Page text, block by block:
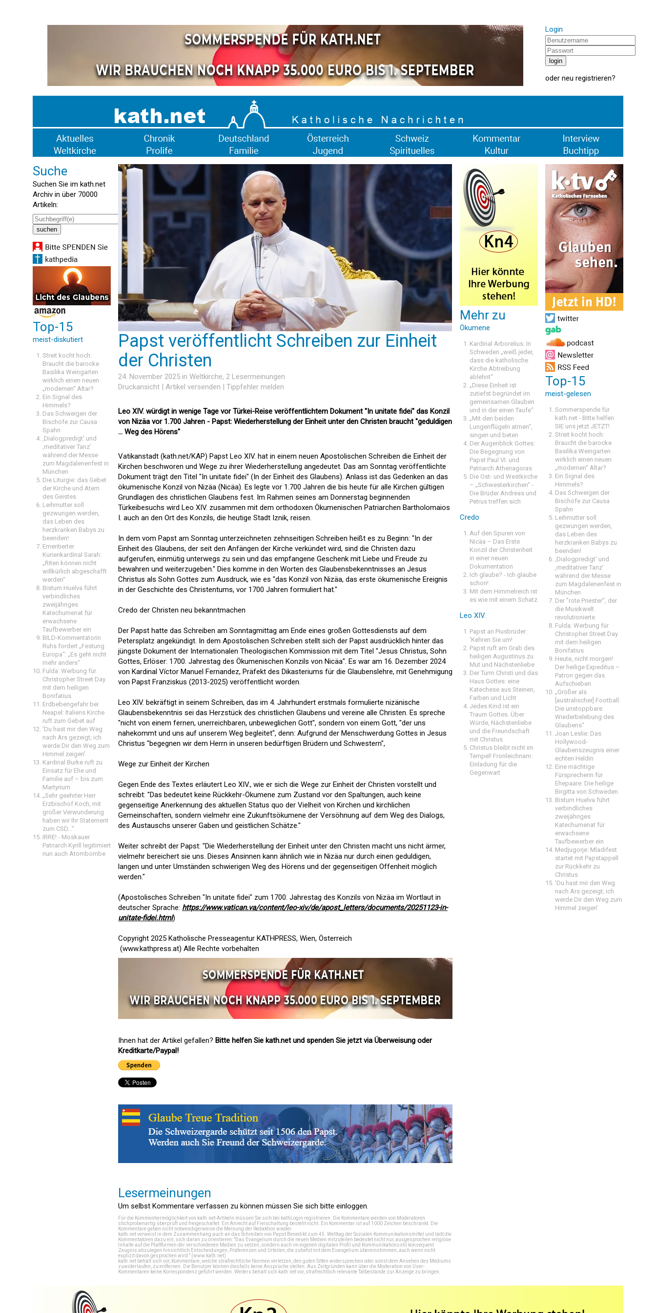
Login
oder neu registrieren?
Suche
Suchen Sie im kath.net
Archiv in über 70000
Artikeln:
Top-15
meist-diskutiert
Streit kocht hoch:
Braucht die barocke
Basilika Weingarten
wirklich einen neuen
„modernen“ Altar?
Ein Signal des
Himmels?
Das Schweigen der
Bischöfe zur Causa
Spahn
‚Dialogpredigt‘ und
‚meditativer Tanz’
während der Messe
zum Magdalenenfest in
München
Die Liturgie: das Gebet
der Kirche und Atem
des Geistes
Leihmutter soll
gezwungen werden,
das Leben des
herzkranken Babys zu
beenden!
Emeritierter
Kurienkardinal Sarah:
„Riten können nicht
willkürlich abgeschafft
werden“
Bistum Huelva führt
verbindliches
zweijähriges
Katechumenat für
erwachsene
Taufbewerber ein
BILD-Kommentatorin
Ruhs fordert „Festung
Europa“: „Es geht nicht
mehr anders“
Fulda: Werbung für
Christopher Street Day
mit dem heiligen
Bonifatius
Erdbebengefahr bei
Neapel: Italiens Kirche
ruft zum Gebet auf
'Du hast mir den Weg
nach Ars gezeigt; ich
werde Dir den Weg zum
Himmel zeigen'
Kardinal Burke ruft zu
Einsatz für Ehe und
Familie auf – bis zum
Martyrium
„Sehr geehrter Herr
Erzbischof Koch, mit
großer Verwunderung
haben wir Ihr Statement
zum CSD…“
IRRE! - Moskauer
Patriarch Kyrill legitimiert
nun auch Atombombe
Papst veröffentlicht Schreiben zur Einheit
der Christen
24. November 2025 in Weltkirche, 2 Lesermeinungen
Druckansicht | Artikel versenden | Tippfehler melden
Leo XIV. würdigt in wenige Tage vor Türkei-Reise veröffentlichtem Dokument "In unitate fidei" das Konzil
von Nizäa vor 1.700 Jahren - Papst: Wiederherstellung der Einheit unter den Christen braucht "geduldigen
... Weg des Hörens"
Vatikanstadt (kath.net/KAP) Papst Leo XIV. hat in einem neuen Apostolischen Schreiben die Einheit der
Kirchen beschworen und Wege zu ihrer Wiederherstellung angedeutet. Das am Sonntag veröffentlichte
Dokument trägt den Titel "In unitate fidei" (In der Einheit des Glaubens). Anlass ist das Gedenken an das
ökumenische Konzil von Nizäa (Nicäa). Es legte vor 1.700 Jahren die bis heute für alle Kirchen gültigen
Grundlagen des christlichen Glaubens fest. Im Rahmen seines am Donnerstag beginnenden
Türkeibesuchs wird Leo XIV. zusammen mit dem orthodoxen Ökumenischen Patriarchen Bartholomaios
I. auch an den Ort des Konzils, die heutige Stadt Iznik, reisen.
In dem vom Papst am Sonntag unterzeichneten zehnseitigen Schreiben heißt es zu Beginn: "In der
Einheit des Glaubens, der seit den Anfängen der Kirche verkündet wird, sind die Christen dazu
aufgerufen, einmütig unterwegs zu sein und das empfangene Geschenk mit Liebe und Freude zu
bewahren und weiterzugeben." Dies komme in den Worten des Glaubensbekenntnisses an Jesus
Christus als Sohn Gottes zum Ausdruck, wie es "das Konzil von Nizäa, das erste ökumenische Ereignis
in der Geschichte des Christentums, vor 1700 Jahren formuliert hat."
Credo der Christen neu bekanntmachen
Der Papst hatte das Schreiben am Sonntagmittag am Ende eines großen Gottesdiensts auf dem
Petersplatz angekündigt. In dem Apostolischen Schreiben stellt sich der Papst ausdrücklich hinter das
jüngste Dokument der Internationalen Theologischen Kommission mit dem Titel "Jesus Christus, Sohn
Gottes, Erlöser: 1700. Jahrestag des Ökumenischen Konzils von Nicäa". Es war am 16. Dezember 2024
von Kardinal Víctor Manuel Fernandez, Präfekt des Dikasteriums für die Glaubenslehre, mit Genehmigung
von Papst Franziskus (2013-2025) veröffentlicht worden.
Leo XIV. bekräftigt in seinem Schreiben, das im 4. Jahrhundert erstmals formulierte nizänische
Glaubensbekenntnis sei das Herzstück des christlichen Glaubens und vereine alle Christen. Es spreche
"nicht von einem fernen, unerreichbaren, unbeweglichen Gott", sondern von einem Gott, "der uns
nahekommt und uns auf unserem Weg begleitet", denn: Aufgrund der Menschwerdung Gottes in Jesus
Christus "begegnen wir dem Herrn in unseren bedürftigen Brüdern und Schwestern",
Wege zur Einheit der Kirchen
Gegen Ende des Textes erläutert Leo XIV., wie er sich die Wege zur Einheit der Christen vorstellt und
schreibt: "Das bedeutet keine Rückkehr-Ökumene zum Zustand vor den Spaltungen, auch keine
gegenseitige Anerkennung des aktuellen Status quo der Vielheit von Kirchen und kirchlichen
Gemeinschaften, sondern vielmehr eine Zukunftsökumene der Versöhnung auf dem Weg des Dialogs,
des Austauschs unserer Gaben und geistlichen Schätze."
Weiter schreibt der Papst: "Die Wiederherstellung der Einheit unter den Christen macht uns nicht ärmer,
vielmehr bereichert sie uns. Dieses Ansinnen kann ähnlich wie in Nizäa nur durch einen geduldigen,
langen und unter Umständen schwierigen Weg des Hörens und der gegenseitigen Offenheit möglich
werden."
(Apostolisches Schreiben "In unitate fidei" zum 1700. Jahrestag des Konzils von Nizäa im Wortlaut in
deutscher Sprache: https://www.vatican.va/content/leo-xiv/de/apost_letters/documents/20251123-in-
unitate-fidei.html)
Copyright 2025 Katholische Presseagentur KATHPRESS, Wien, Österreich
(www.kathpress.at) Alle Rechte vorbehalten
Ihnen hat der Artikel gefallen? Bitte helfen Sie kath.net und spenden Sie jetzt via Überweisung oder
Kreditkarte/Paypal!
Lesermeinungen
Um selbst Kommentare verfassen zu können müssen Sie sich bitte einloggen.
Für die Kommentiermöglichkeit von kath.net-Artikeln müssen Sie sich bei kathLogin registrieren . Die Kommentare werden von Moderatoren
stichprobenartig überprüft und freigeschaltet. Ein Anrecht auf Freischaltung besteht nicht. Ein Kommentar ist auf 1000 Zeichen beschränkt. Die
Kommentare geben nicht notwendigerweise die Meinung der Redaktion wieder.
kath.net verweist in dem Zusammenhang auch an das Schreiben von Papst Benedikt zum 45. Welttag der Sozialen Kommunikationsmittel und lädt die
Kommentatoren dazu ein, sich daran zu orientieren: "Das Evangelium durch die neuen Medien mitzuteilen bedeutet nicht nur, ausgesprochen religiöse
Inhalte auf die Plattformen der verschiedenen Medien zu setzen, sondern auch im eigenen digitalen Profil und Kommunikationsstil konsequent
Zeugnis abzulegen hinsichtlich Entscheidungen, Präferenzen und Urteilen, die zutiefst mit dem Evangelium übereinstimmen, auch wenn nicht
explizit davon gesprochen wird." (www.kath.net)
kath.net behält sich vor, Kommentare, welche strafrechtliche Normen verletzen, den guten Sitten widersprechen oder sonst dem Ansehen des Mediums
zuwiderlaufen, zu entfernen. Die Benutzer können diesfalls keine Ansprüche stellen. Aus Zeitgründen kann über die Moderation von User-
Kommentaren keine Korrespondenz geführt werden. Weiters behält sich kath.net vor, strafrechtlich relevante Tatbestände zur Anzeige zu bringen.
Mehr zu
Ökumene
Kardinal Arborelius: In
Schweden „weiß jeder,
dass die katholische
Kirche Abtreibung
ablehnt“
„Diese Einheit ist
zutiefst begründet im
gemeinsamen Glauben
und in der einen Taufe“
„Mit den beiden
Lungenflügeln atmen“,
singen und beten
Der Augenblick Gottes:
Die Begegnung von
Papst Paul VI. und
Patriarch Athenagoras
Die Ost- und Westkirche
– „Schwesterkirchen“ -
Die Brüder Andreas und
Petrus treffen sich
Credo
Auf den Spuren von
Nicäa – Das Erste
Konzil der Christenheit
in einer neuen
Dokumentation
Ich glaube? - Ich glaube
schon!
Mit dem Himmelreich ist
es wie mit einem Schatz
Leo XIV.
Papst an Piusbrüder:
'Kehren Sie um!
Papst ruft am Grab des
heiligen Augustinus zu
Mut und Nächstenliebe
Der Turm Christi und das
Haus Gottes: eine
Katechese aus Steinen,
Farben und Licht
Jedes Kind ist ein
Traum Gottes. Über
Würde, Nächstenliebe
und die Freundschaft
mit Christus
Christus bleibt nicht im
Tempel! Fronleichnam:
Einladung für die
Gegenwart
Top-15
meist-gelesen
Sommerspende für
kath.net - Bitte helfen
SIE uns jetzt JETZT!
Streit kocht hoch:
Braucht die barocke
Basilika Weingarten
wirklich einen neuen
„modernen“ Altar?
Ein Signal des
Himmels?
Das Schweigen der
Bischöfe zur Causa
Spahn
Leihmutter soll
gezwungen werden,
das Leben des
herzkranken Babys zu
beenden!
‚Dialogpredigt‘ und
‚meditativer Tanz’
während der Messe
zum Magdalenenfest in
München
Der "rote Priester", der
die Musikwelt
revolutionierte
Fulda: Werbung für
Christopher Street Day
mit dem heiligen
Bonifatius
Heute, nicht morgen!
Der heilige Expeditus –
Patron gegen das
Aufschieben
„Größer als
[australischer] Football:
Die unstoppbare
Wiederbelebung des
Glaubens“
Joan Leslie: Das
Hollywood-
Glaubenszeugnis einer
echten Heldin
Eine mächtige
Fürsprecherin für
Ehepaare: Die heilige
Birgitta von Schweden
Bistum Huelva führt
verbindliches
zweijähriges
Katechumenat für
erwachsene
Taufbewerber ein
Medjugorje: Mladifest
startet mit Papstappell
zur Rückkehr zu
Christus
'Du hast mir den Weg
nach Ars gezeigt; ich
werde Dir den Weg zum
Himmel zeigen'